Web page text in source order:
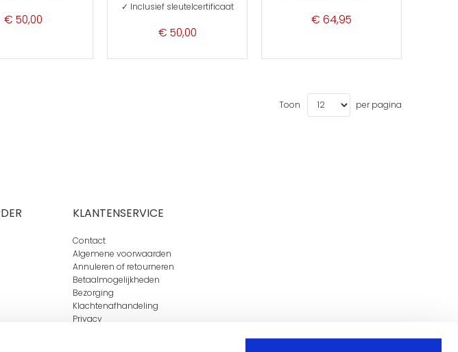
€ 50,00
✓ Inclusief sleutelcertificaat
€ 50,00
€ 64,95
Toon per pagina
KLANTENSERVICE
Contact
Algemene voorwaarden
Annuleren of retourneren
Betaalmogelijkheden
Bezorging
Klachtenafhandeling
Privacy